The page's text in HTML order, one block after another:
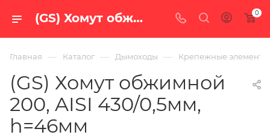
(GS) Хомут обжимной 200, AISI 430/0,5мм, h=46мм — купить в Екатеринбурге по цене 232 руб. в интернет-магазине «100 печей.ру» 0
Главная — Каталог — Дымоходы — Крепежные
(GS) Хомут обжимной
200, AISI 430/0,5мм,
h=46мм